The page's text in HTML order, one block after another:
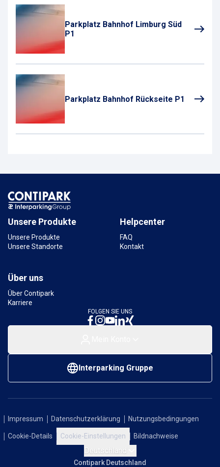
Parkplatz Bahnhof Limburg Süd
P1
Parkplatz Bahnhof Rückseite P1
Unsere Produkte
Unsere Produkte
Unsere Standorte
Helpcenter
FAQ
Kontakt
Über uns
Über Contipark
Karriere
FOLGEN SIE UNS
Interparking Gruppe
Impressum Datenschutzerklärung Nutzungsbedingungen
Cookie-Details Cookie-Einstellungen Bildnachweise
Deutschland
Contipark Deutschland